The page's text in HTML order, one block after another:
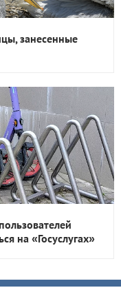
занесенные
на «Госуслугах»